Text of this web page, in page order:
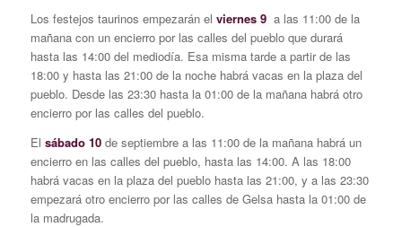
Los festejos taurinos empezarán el viernes 9 a las 11:00 de la
mañana con un encierro por las calles del pueblo que durará
hasta las 14:00 del mediodía. Esa misma tarde a partir de las
18:00 y hasta las 21:00 de la noche habrá vacas en la plaza del
pueblo. Desde las 23:30 hasta la 01:00 de la mañana habrá otro
encierro por las calles del pueblo.
El sábado 10de septiembre a las 11:00 de la mañana habrá un
encierro en las calles del pueblo, hasta las 14:00. A las 18:00
habrá vacas en la plaza del pueblo hasta las 21:00, y a las 23:30
empezará otro encierro por las calles de Gelsa hasta la 01:00 de
la madrugada.